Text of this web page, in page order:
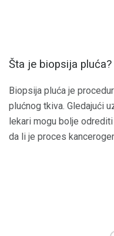
Šta je biopsija pluća?
Biopsija pluća je
plućnog tkiva. Gledajući
lekari mogu bolje
da li je proces